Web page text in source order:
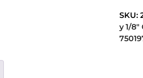
SKU:
y 1/8"